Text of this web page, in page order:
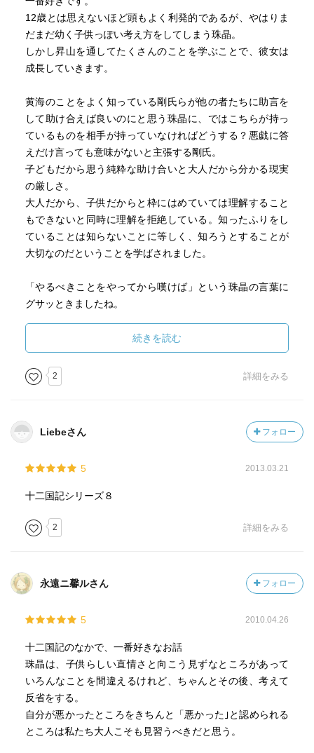
12歳とは思えないほど頭もよく利発的であるが、やはりま
だまだ幼く子供っぽい考え方をしてしまう珠晶。
しかし昇山を通してたくさんのことを学ぶことで、彼女は
成長していきます。
黄海のことをよく知っている剛氏らが他の者たちに助言を
して助け合えば良いのにと思う珠晶に、ではこちらが持っ
ているものを相手が持っていなければどうする？悪戯に答
えだけ言っても意味がないと主張する剛氏。
子どもだから思う純粋な助け合いと大人だから分かる現実
の厳しさ。
大人だから、子供だからと枠にはめていては理解すること
もできないと同時に理解を拒絶している。知ったふりをし
ていることは知らないことに等しく、知ろうとすることが
大切なのだということを学ばされました。
「やるべきことをやってから嘆けば」という珠晶の言葉に
グサッときましたね。
れないんだ、って怒っておいて、自分は王になれるはずが
ない、そもそも蓬山に行けるはずがない。」といっている
大人たちと同じだな～と思うと虚しくなりますね。珠晶に
怒られて当然だわ。
人になって読むと大人目線の理屈で読めて二度お得です。
そしてどちらにも「私も頑張らなきゃ」と心に響くものが
続きを読む
2 詳細をみる
Liebeさん フォロー
5 2013.03.21
十二国記シリーズ８
2 詳細をみる
永遠ニ馨ルさん フォロー
5 2010.04.26
十二国記のなかで、一番好きなお話
珠晶は、子供らしい直情さと向こう見ずなところがあって
いろんなことを間違えるけれど、ちゃんとその後、考えて
反省をする。
自分が悪かったところをきちんと「悪かった｣と認められる
ところは私たち大人こそも見習うべきだと思う。